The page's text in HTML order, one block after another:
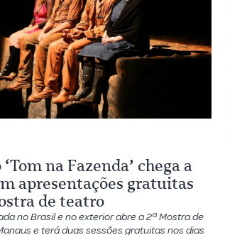
na Fazenda’ chega a
apresentações gratuitas
de teatro
no Brasil e no exterior abre a 2ª Mostra de
e terá duas sessões gratuitas nos dias